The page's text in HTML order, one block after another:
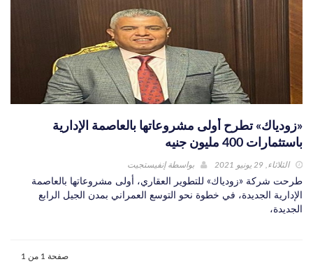
«زودياك» تطرح أولى مشروعاتها بالعاصمة الإدارية
باستثمارات 400 مليون جنيه
الثلاثاء, 29 يونيو 2021 بواسطةإنفيستجيت
طرحت شركة «زودياك» للتطوير العقاري، أولى مشروعاتها بالعاصمة
الإدارية الجديدة، في خطوة نحو التوسع العمراني بمدن الجيل الرابع
الجديدة،
صفحة 1 من 1